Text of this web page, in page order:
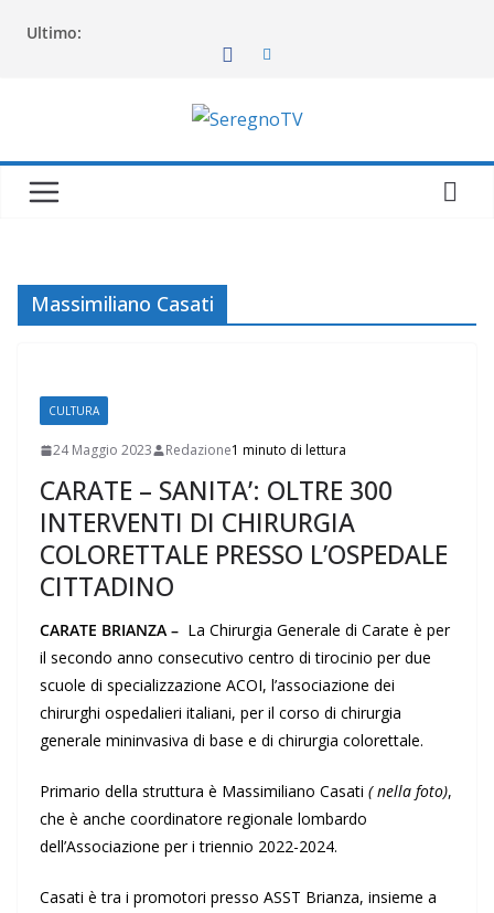
Ultimo:
Massimiliano Casati
CULTURA
24 Maggio 2023 Redazione1 minuto di lettura
CARATE – SANITA’: OLTRE 300
INTERVENTI DI CHIRURGIA
COLORETTALE PRESSO L’OSPEDALE
CITTADINO
CARATE BRIANZA – La Chirurgia Generale di Carate è per
il secondo anno consecutivo centro di tirocinio per due
scuole di specializzazione ACOI, l’associazione dei
chirurghi ospedalieri italiani, per il corso di chirurgia
generale mininvasiva di base e di chirurgia colorettale.
Primario della struttura è Massimiliano Casati ( nella foto),
che è anche coordinatore regionale lombardo
dell’Associazione per i triennio 2022-2024.
Casati è tra i promotori presso ASST Brianza, insieme a